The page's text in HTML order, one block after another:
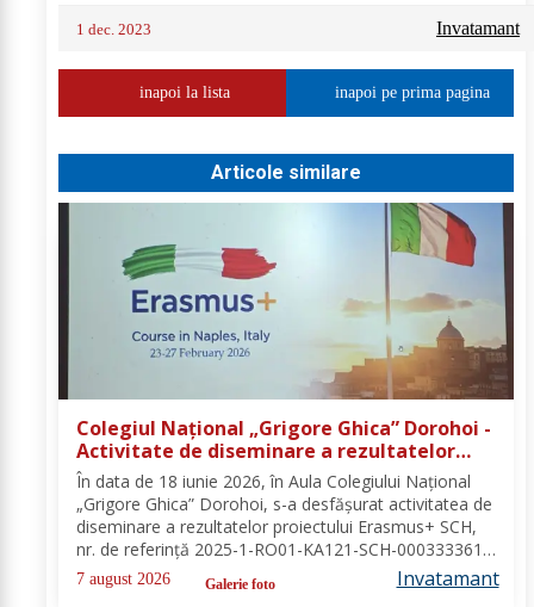
1 dec. 2023 Invatamant
inapoi la lista inapoi pe prima pagina
Articole similare
Colegiul Național „Grigore Ghica” Dorohoi -
Activitate de diseminare a rezultatelor
proiectului Erasmus+ SCH, 2025-1-RO01-
KA121-SCH-000333361
În data de 18 iunie 2026, în Aula Colegiului Național
„Grigore Ghica” Dorohoi, s-a desfășurat activitatea de
diseminare a rezultatelor proiectului Erasmus+ SCH,
nr. de referință 2025-1-RO01-KA121-SCH-000333361,
organizată de contabilul-șef, doamna Hrab Cristina, și
secretarul unității, doamna Alexa...
7 august 2026 Galerie foto Invatamant